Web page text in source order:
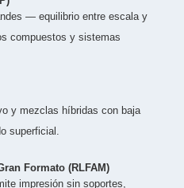
— equilibrio entre escala y
compuestos y sistemas
y mezclas híbridas con baja
superficial.
Formato (RLFAM)
impresión sin soportes,